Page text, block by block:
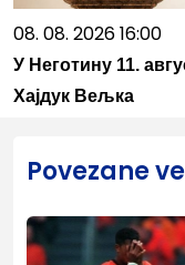
08. 08. 2026 16:00
У Неготину 11.
Хајдук Вељка
Povezane